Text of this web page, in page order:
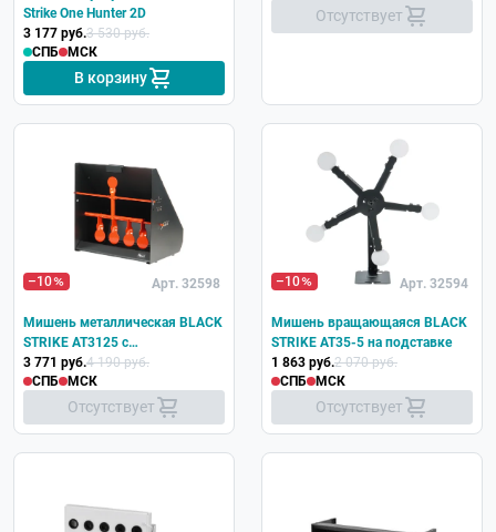
Strike One Hunter 2D
3 177 руб.3 530 руб.
СПБ
МСК
В корзину
Отсутствует
–10 Арт. 32598
Мишень металлическая BLACK
STRIKE AT3125 c
пулеулавливателем
3 771 руб.4 190 руб.
СПБ
МСК
Отсутствует
–10 Арт. 32594
Мишень вращающаяся BLACK
STRIKE AT35-5 на подставке
1 863 руб.2 070 руб.
СПБ
МСК
Отсутствует